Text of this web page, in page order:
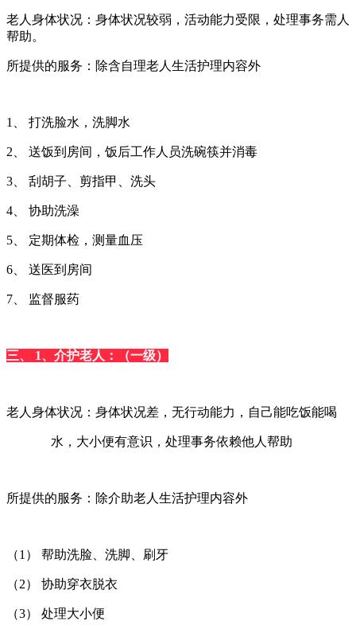
老人身体状况：身体状况较弱，活动能力受限，处理事务需人
帮助。
所提供的服务：除含自理老人生活护理内容外
1、 打洗脸水，洗脚水
2、 送饭到房间，饭后工作人员洗碗筷并消毒
3、 刮胡子、剪指甲、洗头
4、 协助洗澡
5、 定期体检，测量血压
6、 送医到房间
7、 监督服药
三、 1、介护老人：（一级）
老人身体状况：身体状况差，无行动能力，自己能吃饭能喝
水，大小便有意识，处理事务依赖他人帮助
所提供的服务：除介助老人生活护理内容外
（1） 帮助洗脸、洗脚、刷牙
（2） 协助穿衣脱衣
（3） 处理大小便